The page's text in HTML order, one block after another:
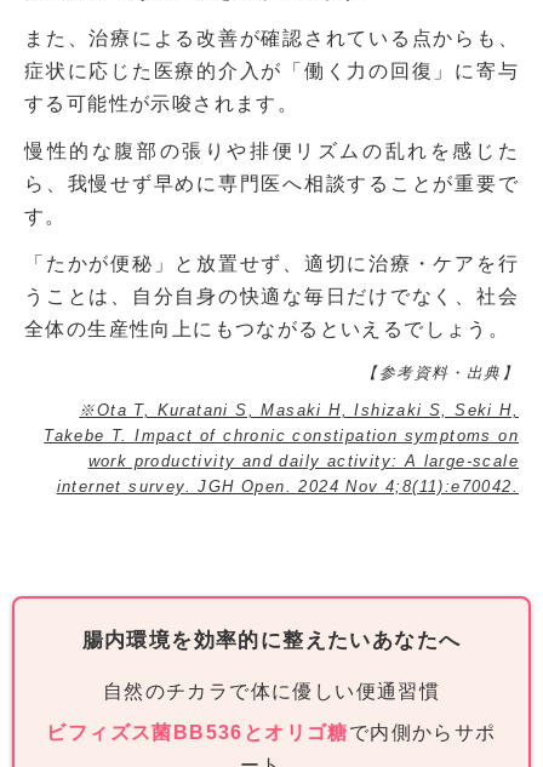
また、治療による改善が確認されている点からも、
症状に応じた医療的介入が「働く力の回復」に寄与
する可能性が示唆されます。
慢性的な腹部の張りや排便リズムの乱れを感じた
ら、我慢せず早めに専門医へ相談することが重要で
す。
「たかが便秘」と放置せず、適切に治療・ケアを行
うことは、自分自身の快適な毎日だけでなく、社会
全体の生産性向上にもつながるといえるでしょう。
【参考資料・出典】
※Ota T, Kuratani S, Masaki H, Ishizaki S, Seki H,
Takebe T. Impact of chronic constipation symptoms on
work productivity and daily activity: A large-scale
internet survey. JGH Open. 2024 Nov 4;8(11):e70042.
腸内環境を効率的に整えたいあなたへ
自然のチカラで体に優しい便通習慣
ビフィズス菌BB536とオリゴ糖で内側からサポ